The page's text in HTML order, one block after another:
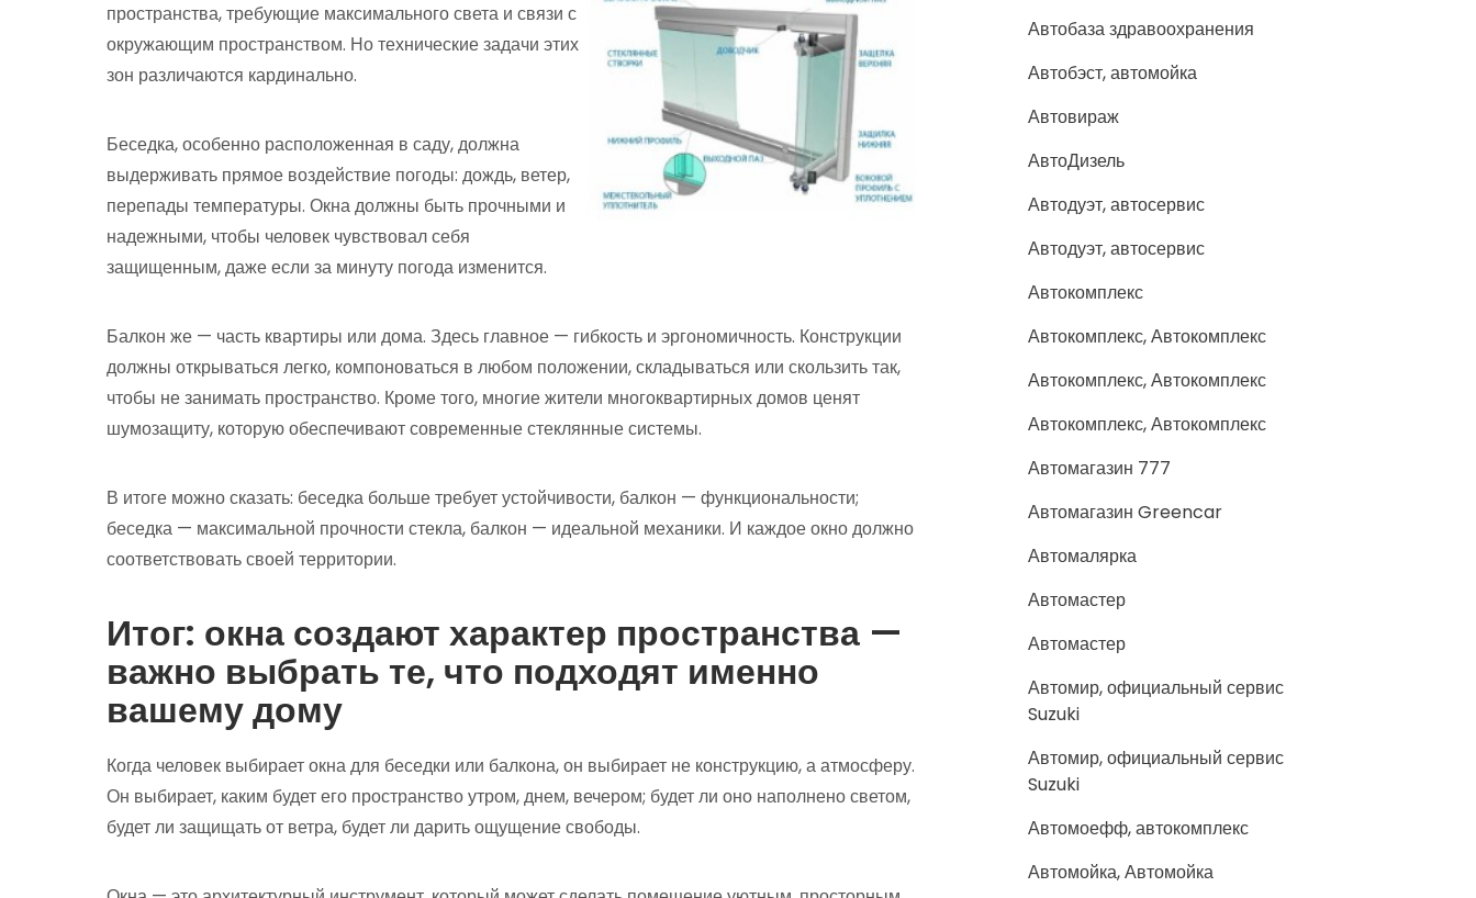
пространства, требующие максимального света и связи с
окружающим пространством. Но технические задачи этих
зон различаются кардинально.
Беседка, особенно расположенная в саду, должна
выдерживать прямое воздействие погоды: дождь, ветер,
перепады температуры. Окна должны быть прочными и
надежными, чтобы человек чувствовал себя
защищенным, даже если за минуту погода изменится.
Балкон же — часть квартиры или дома. Здесь главное — гибкость и эргономичность. Конструкции
должны открываться легко, компоноваться в любом положении, складываться или скользить так,
чтобы не занимать пространство. Кроме того, многие жители многоквартирных домов ценят
шумозащиту, которую обеспечивают современные стеклянные системы.
В итоге можно сказать: беседка больше требует устойчивости, балкон — функциональности;
беседка — максимальной прочности стекла, балкон — идеальной механики. И каждое окно должно
соответствовать своей территории.
Итог: окна создают характер пространства —
важно выбрать те, что подходят именно
вашему дому
Когда человек выбирает окна для беседки или балкона, он выбирает не конструкцию, а атмосферу.
Он выбирает, каким будет его пространство утром, днем, вечером; будет ли оно наполнено светом,
будет ли защищать от ветра, будет ли дарить ощущение свободы.
Автобаза здравоохранения
Автобэст, автомойка
Автовираж
АвтоДизель
Автодуэт, автосервис
Автодуэт, автосервис
Автокомплекс
Автокомплекс, Автокомплекс
Автокомплекс, Автокомплекс
Автокомплекс, Автокомплекс
Автомагазин 777
Автомагазин Greencar
Автомалярка
Автомастер
Автомастер
Автомир, официальный сервис
Suzuki
Автомир, официальный сервис
Suzuki
Автомоефф, автокомплекс
Автомойка, Автомойка